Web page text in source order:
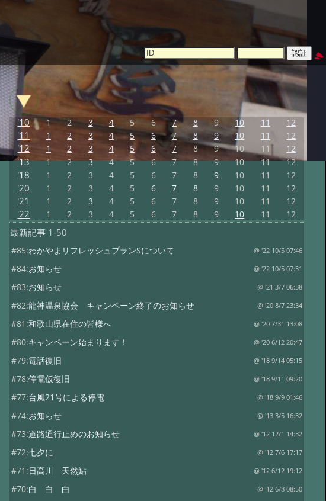
'10 1 2 3 4 5 6 7 8 9 10 11 12
'11 1 2 3 4 5 6 7 8 9 10 11 12
'12 1 2 3 4 5 6 7 8 9 10 11 12
'13 1 2 3 4 5 6 7 8 9 10 11 12
'18 1 2 3 4 5 6 7 8 9 10 11 12
'20 1 2 3 4 5 6 7 8 9 10 11 12
'21 1 2 3 4 5 6 7 8 9 10 11 12
'22 1 2 3 4 5 6 7 8 9 10 11 12
最新記事1-50
#85:わかやまリフレッシュプランSについて @ '22 10/5 07:46
#84:お知らせ @ '22 10/5 07:31
#83:お知らせ @ '21 3/7 06:38
#82:龍神温泉協会 キャンペーン終了のお知らせ @ '20 8/7 23:34
#81:和歌山県在住の皆様へ @ '20 7/31 13:08
#80:キャンペーン始まります！ @ '20 6/12 20:47
#79:電話復旧 @ '18 9/14 05:15
#78:停電仮復旧 @ '18 9/11 09:20
#77:台風21号による停電 @ '18 9/9 01:46
#74:お知らせ @ '13 3/5 16:32
#73:道路通行止めのお知らせ @ '12 12/1 14:32
#72:七夕に @ '12 7/6 17:17
#71:日高川 天然鮎 @ '12 6/12 19:12
#70:白 白 白 @ '12 6/8 08:50